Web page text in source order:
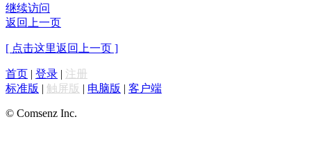
继续访问
返回上一页
[ 点击这里返回上一页 ]
首页 | 登录 | 注册
标准版 | 触屏版 | 电脑版 | 客户端
© Comsenz Inc.